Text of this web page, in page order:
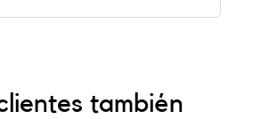
también